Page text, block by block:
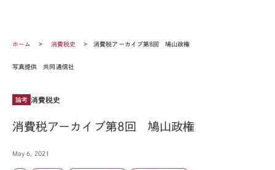
ホーム 消費税史 消費税アーカイブ第8回 鳩山政権
写真提供 共同通信社
論考 消費税史
消費税アーカイブ第8回 鳩山政権
May 6, 2021